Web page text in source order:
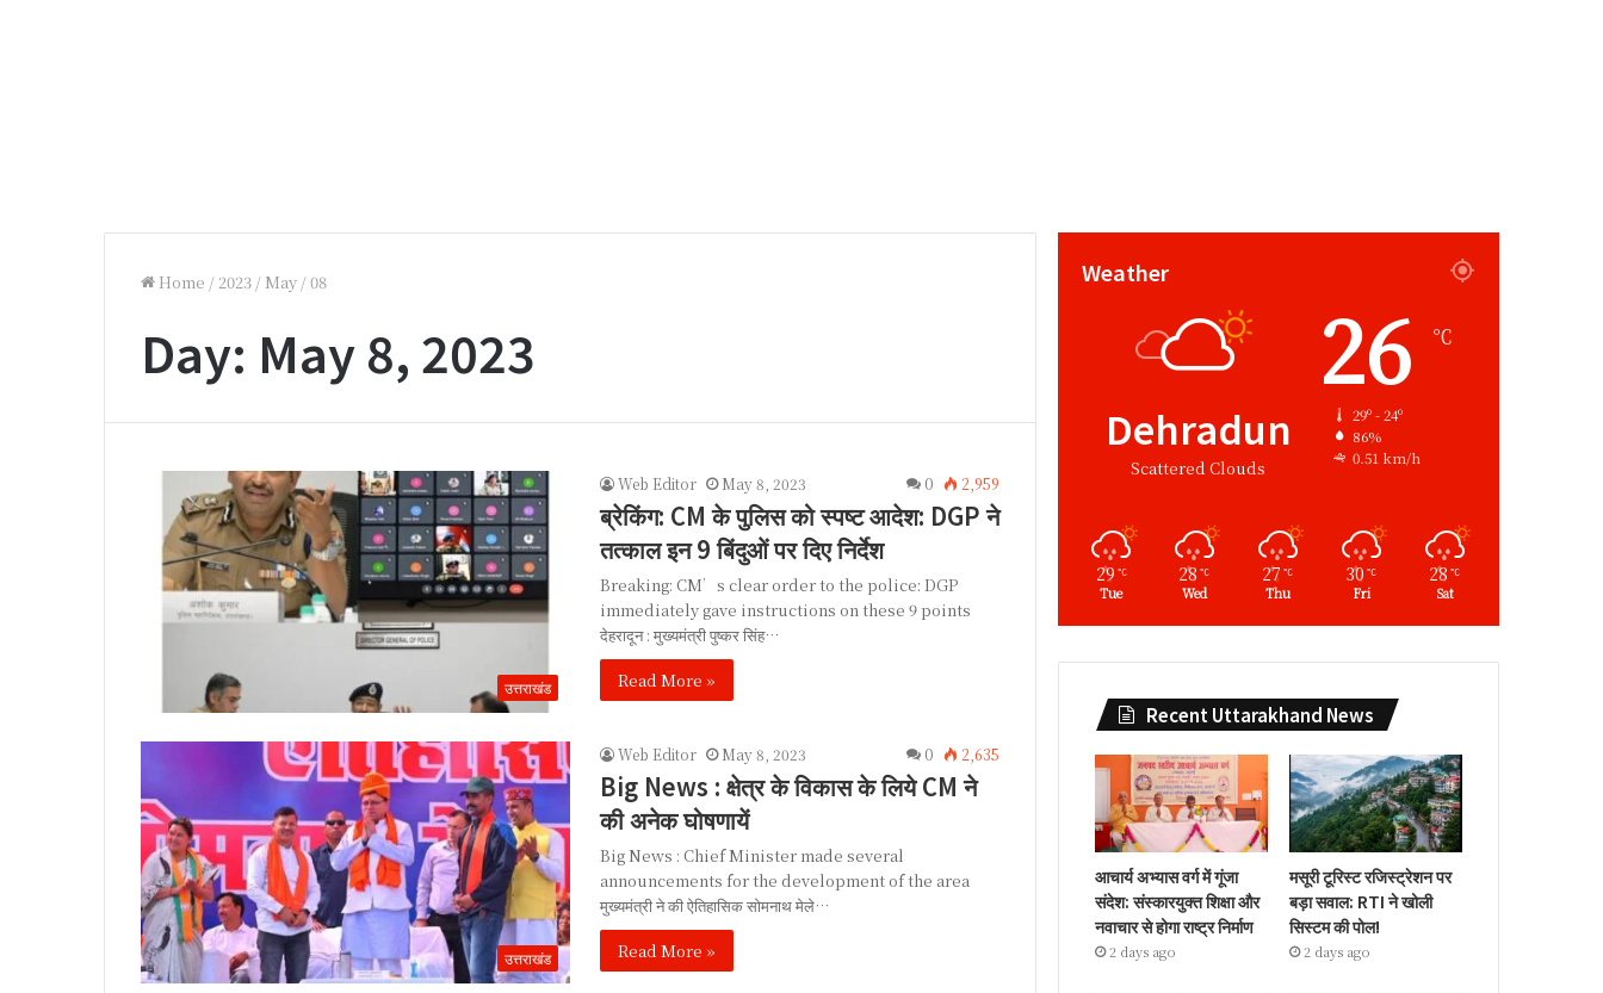
Home /2023 / May /08
Day: May 8, 2023
उत्तराखंड
Web Editor May 8, 2023 0 2,959
ब्रेकिंग: CM के पुलिस को स्पष्ट आदेश: DGP ने
तत्काल इन 9 बिंदुओं पर दिए निर्देश
Breaking: CM’s clear order to the police: DGP
immediately gave instructions on these 9 points
देहरादून : मुख्यमंत्री पुष्कर सिंह…
Read More »
उत्तराखंड
Web Editor May 8, 2023 0 2,635
Big News : क्षेत्र के विकास के लिये CM ने
की अनेक घोषणायें
Big News : Chief Minister made several
announcements for the development of the area
मुख्यमंत्री ने की ऐतिहासिक सोमनाथ मेले…
Read More »
Weather
Dehradun
Scattered Clouds
26 ℃
29º - 24º
86%
0.51 km/h
29 ℃
Tue
28 ℃
Wed
27 ℃
Thu
30 ℃
Fri
28 ℃
Sat
Recent Uttarakhand News
आचार्य अभ्यास वर्ग में गूंजा
संदेश: संस्कारयुक्त शिक्षा और
नवाचार से होगा राष्ट्र निर्माण
2 days ago
मसूरी टूरिस्ट रजिस्ट्रेशन पर
बड़ा सवाल: RTI ने खोली
सिस्टम की पोल!
2 days ago